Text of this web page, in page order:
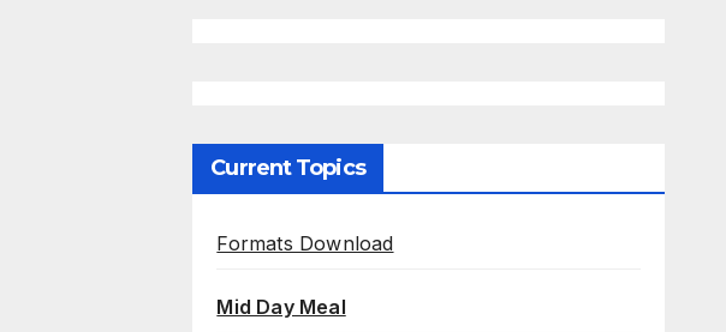
Current Topics
Formats Download
Mid Day Meal